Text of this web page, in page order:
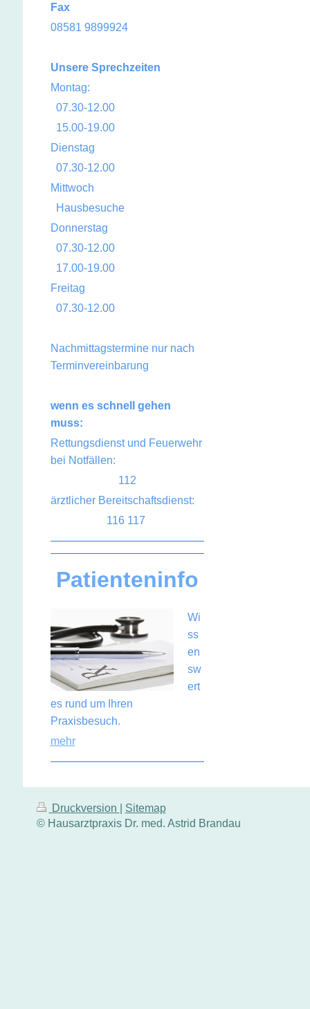
Fax
08581 9899924
Unsere Sprechzeiten
Montag:
07.30-12.00
15.00-19.00
Dienstag
07.30-12.00
Mittwoch
Hausbesuche
Donnerstag
07.30-12.00
17.00-19.00
Freitag
07.30-12.00
Nachmittagstermine nur nach
Terminvereinbarung
wenn es schnell gehen
muss:
Rettungsdienst und Feuerwehr
bei Notfällen:
112
ärztlicher Bereitschaftsdienst:
116 117
Patienteninfo
Wi
ss
en
sw
ert
es rund um Ihren
Praxisbesuch.
mehr
Druckversion
Sitemap
© Hausarztpraxis Dr. med. Astrid Brandau